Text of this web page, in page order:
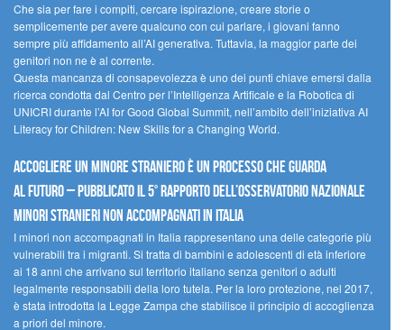
Che sia per fare i compiti, cercare ispirazione, creare storie o
semplicemente per avere qualcuno con cui parlare, i giovani fanno
sempre più affidamento all’AI generativa. Tuttavia, la maggior parte dei
genitori non ne è al corrente.
Questa mancanza di consapevolezza è uno dei punti chiave emersi dalla
ricerca condotta dal Centro per l’Intelligenza Artificale e la Robotica di
UNICRI durante l’AI for Good Global Summit, nell’ambito dell’iniziativa AI
Literacy for Children: New Skills for a Changing World.
Accogliere un minore straniero è un processo che guarda
al futuro – Pubblicato il 5° rapporto dell’Osservatorio Nazionale
Minori Stranieri Non Accompagnati in Italia
I minori non accompagnati in Italia rappresentano una delle categorie più
vulnerabili tra i migranti. Si tratta di bambini e adolescenti di età inferiore
ai 18 anni che arrivano sul territorio italiano senza genitori o adulti
legalmente responsabili della loro tutela. Per la loro protezione, nel 2017,
è stata introdotta la Legge Zampa che stabilisce il principio di accoglienza
a priori del minore.